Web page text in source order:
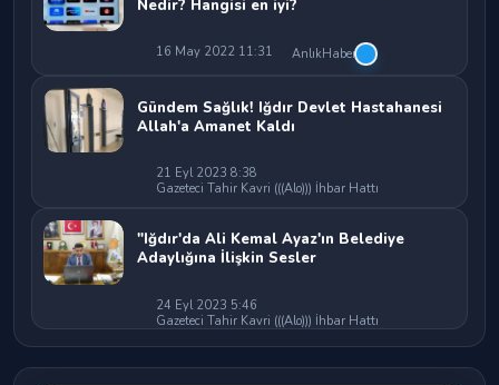
Nedir? Hangisi en iyi?
16 May 2022 11:31 AnlıkHaber
Gündem Sağlık! Iğdır Devlet Hastahanesi
Allah'a Amanet Kaldı
21 Eyl 2023 8:38
Gazeteci Tahir Kavri (((Alo))) İhbar Hattı
"Iğdır'da Ali Kemal Ayaz'ın Belediye
Adaylığına İlişkin Sesler
24 Eyl 2023 5:46
Gazeteci Tahir Kavri (((Alo))) İhbar Hattı